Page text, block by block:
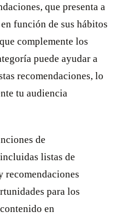
que presenta a
función de sus hábitos
complemente los
puede ayudar a
recomendaciones, lo
tu audiencia
de
listas de
recomendaciones
para los
en